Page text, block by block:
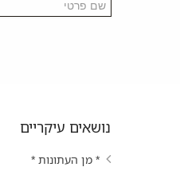
נושאים עיקריים
* מן העתונות *